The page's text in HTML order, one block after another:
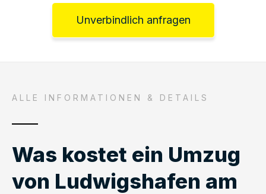
Unverbindlich anfragen
ALLE INFORMATIONEN & DETAILS
Was kostet ein Umzug
von Ludwigshafen am